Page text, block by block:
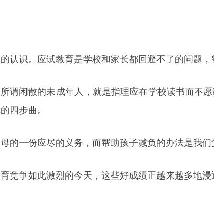
认识。应试教育是学校和家长都回避不了的问题，
谓闲散的未成年人，就是指理应在学校读书而不
四步曲。
的一份应尽的义务，而帮助孩子减负的办法是我
竞争如此激烈的今天，这些好成绩正越来越多地浸